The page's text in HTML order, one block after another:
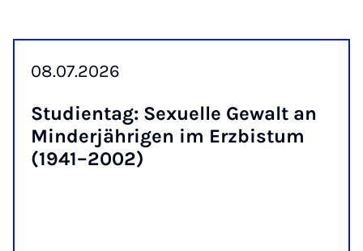
08.07.2026
Stu­dien­tag : Se­xu­el­le Ge­walt an
Min­der­jäh­ri­gen im Erz­bis­tum
(1941–2002)